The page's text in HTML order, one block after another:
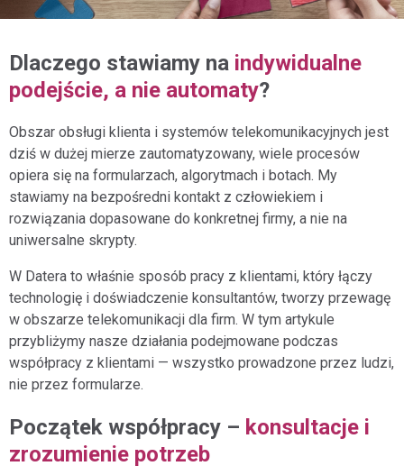
Wyrażam zgodę na przetwarzanie moich danych
osobowych przez Aiton Caldwell SA.
+
Dlaczego stawiamy na indywidualne
podejście, a nie automaty?
Obszar obsługi klienta i systemów telekomunikacyjnych jest
dziś w dużej mierze zautomatyzowany, wiele procesów
opiera się na formularzach, algorytmach i botach. My
stawiamy na bezpośredni kontakt z człowiekiem i
rozwiązania dopasowane do konkretnej firmy, a nie na
uniwersalne skrypty.
W Datera to właśnie sposób pracy z klientami, który łączy
technologię i doświadczenie konsultantów, tworzy przewagę
w obszarze telekomunikacji dla firm. W tym artykule
przybliżymy nasze działania podejmowane podczas
współpracy z klientami — wszystko prowadzone przez ludzi,
nie przez formularze.
Początek współpracy – konsultacje i
zrozumienie potrzeb